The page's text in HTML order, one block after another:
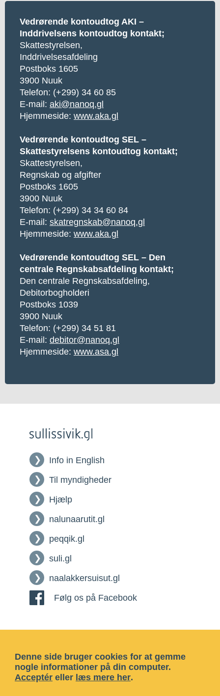
Vedrørende kontoudtog AKI –
Inddrivelsens kontoudtog kontakt;
Skattestyrelsen,
Inddrivelsesafdeling
Postboks 1605
3900 Nuuk
Telefon: (+299) 34 60 85
E-mail: aki@nanoq.gl
Hjemmeside: www.aka.gl
Vedrørende kontoudtog SEL –
Skattestyrelsens kontoudtog kontakt;
Skattestyrelsen,
Regnskab og afgifter
Postboks 1605
3900 Nuuk
Telefon: (+299) 34 34 60 84
E-mail: skatregnskab@nanoq.gl
Hjemmeside: www.aka.gl
Vedrørende kontoudtog SEL – Den
centrale Regnskabsafdeling kontakt;
Den centrale Regnskabsafdeling,
Debitorbogholderi
Postboks 1039
3900 Nuuk
Telefon: (+299) 34 51 81
E-mail: debitor@nanoq.gl
Hjemmeside: www.asa.gl
Info in English
Til myndigheder
Hjælp
nalunaarutit.gl
peqqik.gl
suli.gl
naalakkersuisut.gl
Følg os på Facebook
Denne side bruger cookies for at gemme
nogle informationer på din computer.
Acceptér eller læs mere her.